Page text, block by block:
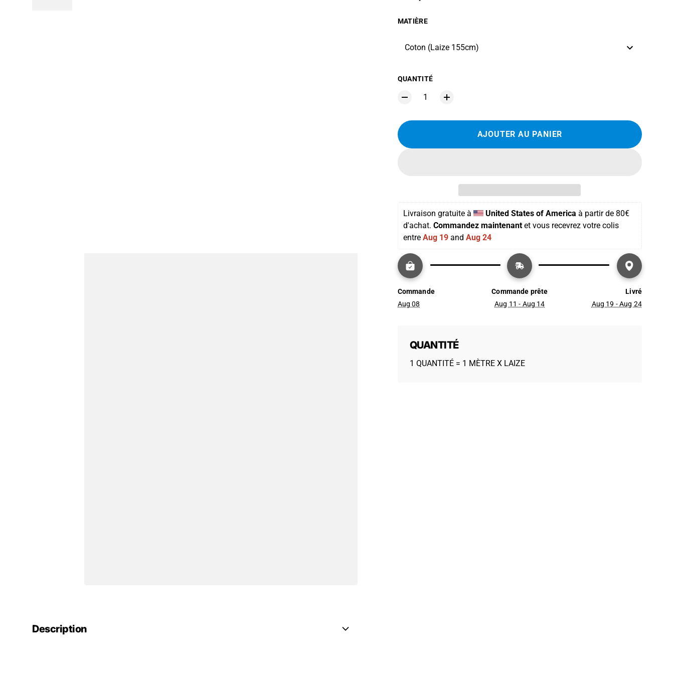
MATIÈRE
Coton (Laize 155cm)
QUANTITÉ
AJOUTER AU PANIER
Livraison gratuite à United States of America à partir de 80€
d'achat. Commandez maintenant et vous recevrez votre colis
entre Aug 19 and Aug 24
Commande
Aug 08
Commande prête
Aug 11 - Aug 14
Livré
Aug 19 - Aug 24
QUANTITÉ
1 QUANTITÉ = 1 MÈTRE X LAIZE
Description